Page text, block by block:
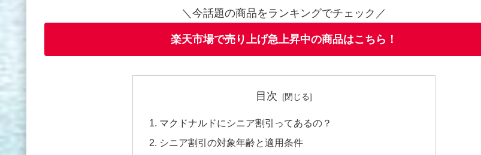
＼今話題の商品をランキングでチェック／
楽天市場で売り上げ急上昇中の商品はこちら！
目次
マクドナルドにシニア割引ってあるの？
シニア割引の対象年齢と適用条件